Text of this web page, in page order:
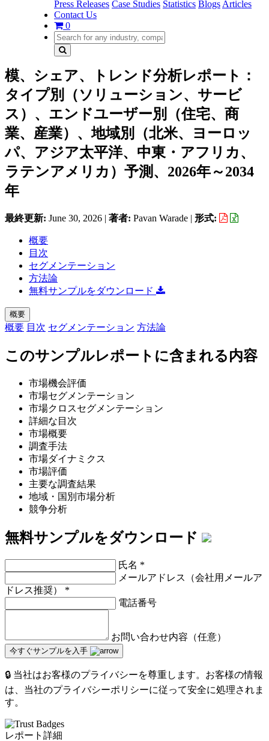
Press Releases Case Studies Statistics Blogs Articles
Contact Us
0
模、シェア、トレンド分析レポート：
タイプ別（ソリューション、サービ
ス）、エンドユーザー別（住宅、商
業、産業）、地域別（北米、ヨーロッ
パ、アジア太平洋、中東・アフリカ、
ラテンアメリカ）予測、2026年～2034
年
最終更新: June 30, 2026 | 著者: Pavan Warade | 形式:
概要
目次
セグメンテーション
方法論
無料サンプルをダウンロード
概要
概要 目次 セグメンテーション 方法論
このサンプルレポートに含まれる内容
市場機会評価
市場セグメンテーション
市場クロスセグメンテーション
詳細な目次
市場概要
調査手法
市場ダイナミクス
市場評価
主要な調査結果
地域・国別市場分析
競争分析
無料サンプルをダウンロード
氏名 *
メールアドレス（会社用メールア
ドレス推奨） *
電話番号
お問い合わせ内容（任意）
今すぐサンプルを入手
🔒 当社はお客様のプライバシーを尊重します。お客様の情報
は、当社のプライバシーポリシーに従って安全に処理されま
す。
レポート詳細